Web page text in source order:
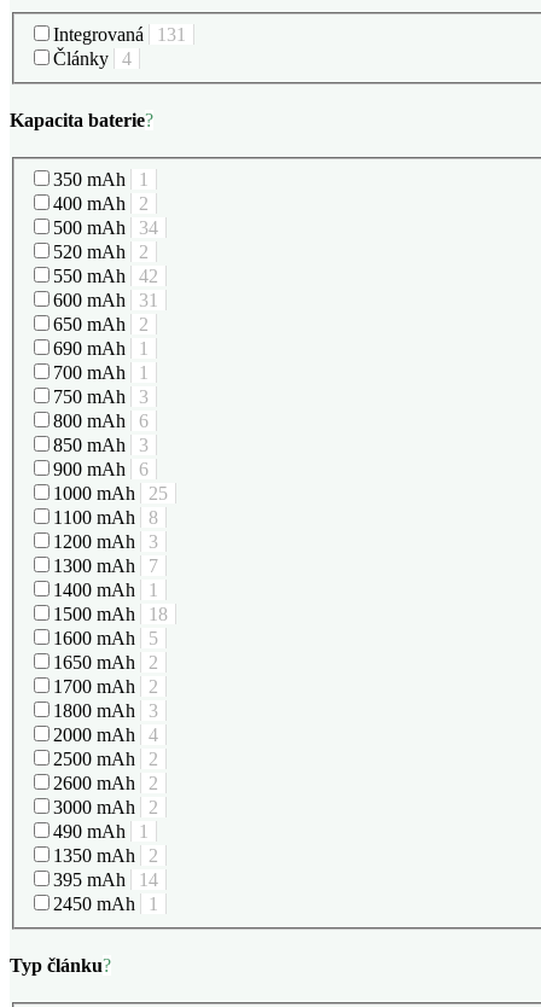
Nejprodávanější e-cigarety
Integrovaná
131
Články
4
Kapacita baterie?
350 mAh
1
400 mAh
2
500 mAh
34
520 mAh
2
550 mAh
42
600 mAh
31
650 mAh
2
690 mAh
1
700 mAh
1
750 mAh
3
800 mAh
6
850 mAh
3
900 mAh
6
1000 mAh
25
1100 mAh
8
1200 mAh
3
1300 mAh
7
1400 mAh
1
1500 mAh
18
1600 mAh
5
1650 mAh
2
1700 mAh
2
1800 mAh
3
2000 mAh
4
2500 mAh
2
2600 mAh
2
3000 mAh
2
490 mAh
1
1350 mAh
2
395 mAh
14
2450 mAh
1
Typ článku?